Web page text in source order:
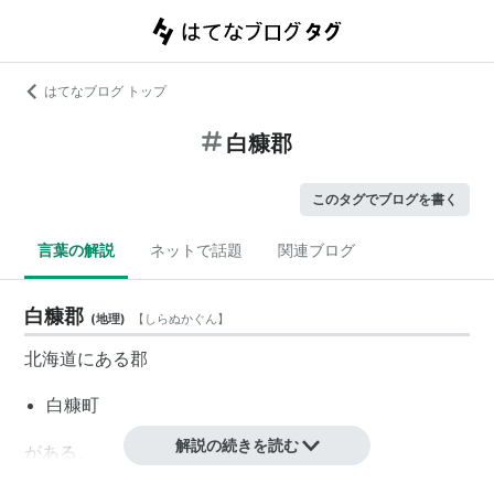
はてなブログ トップ
白糠郡
このタグでブログを書く
言葉の解説 ネットで話題 関連ブログ
白糠郡 (地理) 【 しらぬかぐん】
北海道にある郡
白糠町
がある。 解説の続きを読む